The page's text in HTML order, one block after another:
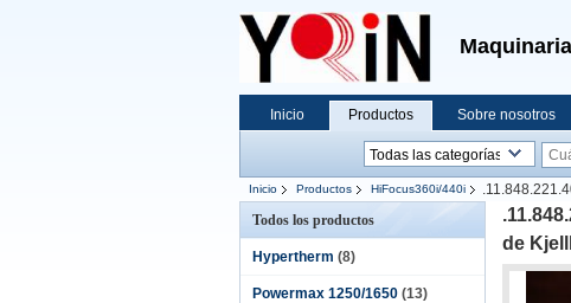
Inicio Productos Sobre nosotros
Inicio Productos HiFocus360i/440i
Todos los productos
Hypertherm (8)
Powermax 1250/1650 (13)
de